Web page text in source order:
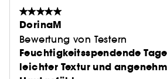
DorinaM
Bewertung von Testern
Feuchtigkeitsspendende
leichter Textur und